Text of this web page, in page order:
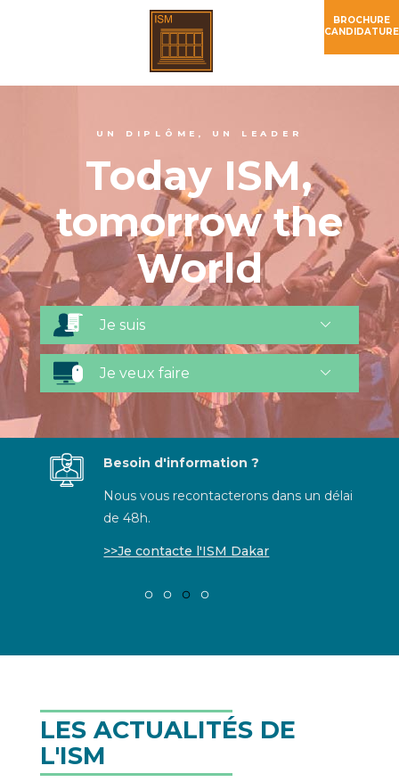
BROCHURE
CANDIDATURE
UN DIPLÔME, UN LEADER
Today ISM,
tomorrow the
World
Besoin d'information ?
Nous vous recontacterons dans un délai
de 48h.
>>Je contacte l'ISM Dakar
LES ACTUALITÉS DE
L'ISM